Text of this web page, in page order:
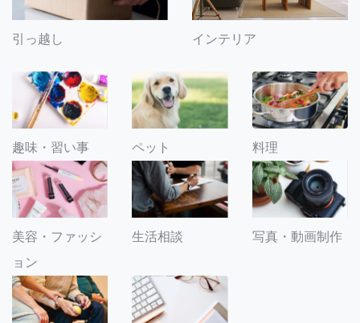
引っ越し インテリア
趣味・習い事 ペット 料理
美容・ファッシ
ョン
生活相談 写真・動画制作